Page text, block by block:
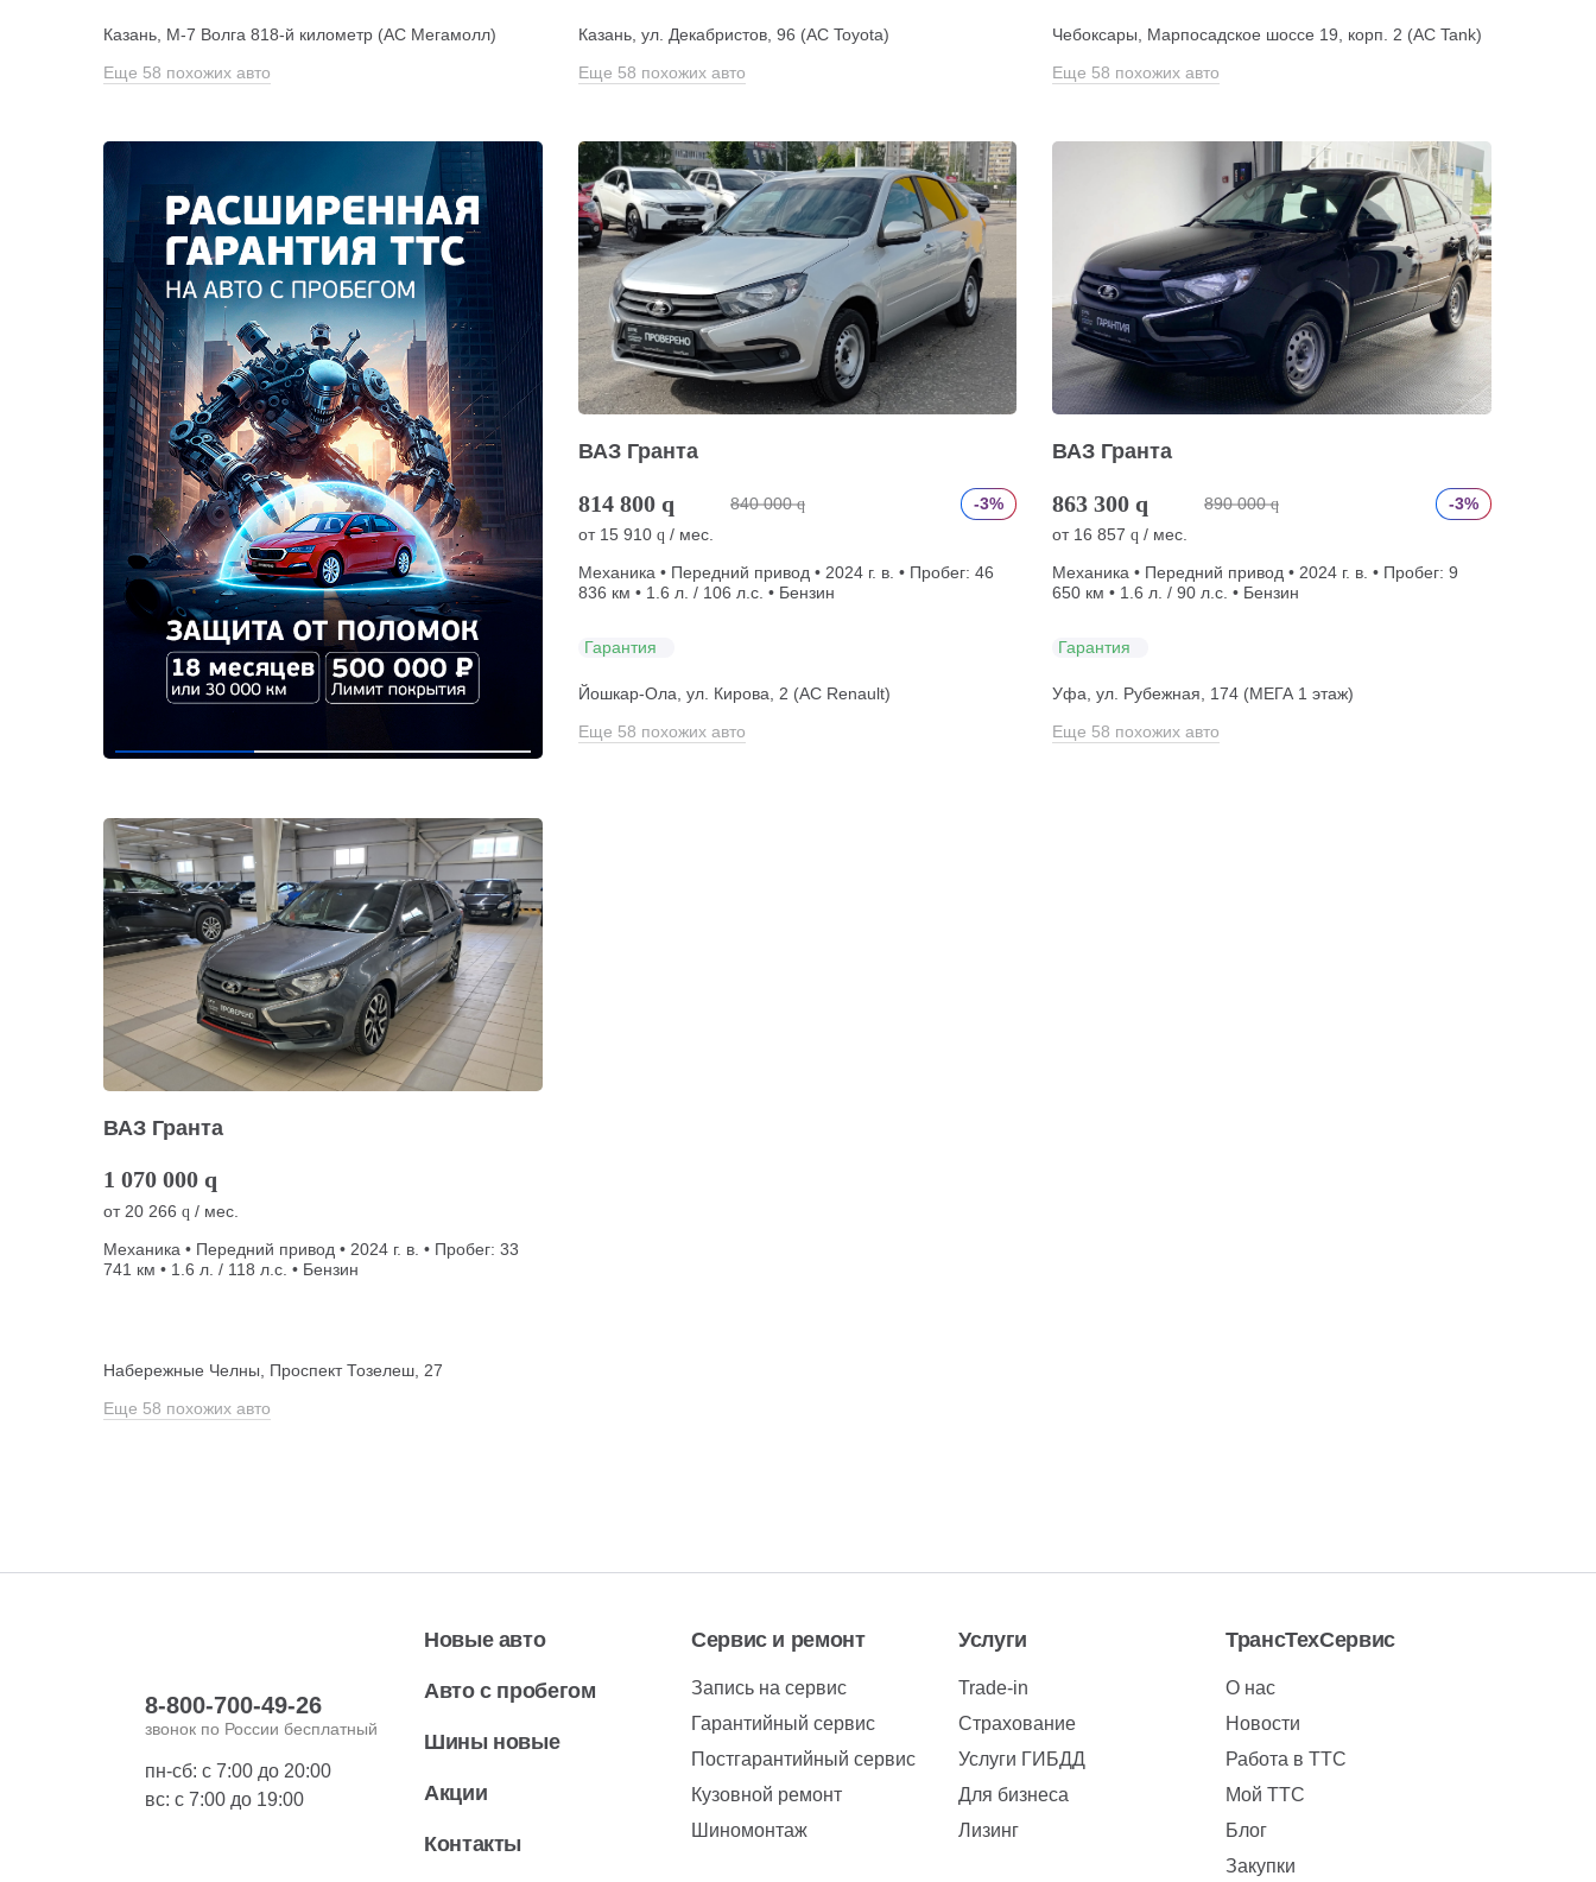
Казань, М-7 Волга 818-й километр (АС Мегамолл)
Еще 58 похожих авто
Казань, ул. Декабристов, 96 (АС Toyota)
Еще 58 похожих авто
Чебоксары, Марпосадское шоссе 19, корп. 2 (АС Tank)
Еще 58 похожих авто
ВАЗ Гранта
814 800 q 840 000 q
-3%
от 15 910 q / мес.
Механика • Передний привод • 2024 г. в. • Пробег: 46
836 км • 1.6 л. / 106 л.с. • Бензин
Гарантия
Йошкар-Ола, ул. Кирова, 2 (АС Renault)
Еще 58 похожих авто
ВАЗ Гранта
863 300 q 890 000 q
-3%
от 16 857 q / мес.
Механика • Передний привод • 2024 г. в. • Пробег: 9
650 км • 1.6 л. / 90 л.с. • Бензин
Гарантия
Уфа, ул. Рубежная, 174 (МЕГА 1 этаж)
Еще 58 похожих авто
ВАЗ Гранта
1 070 000 q
от20 266 q / мес.
Механика • Передний привод • 2024 г. в. • Пробег: 33
741 км • 1.6 л. / 118 л.с. • Бензин
Набережные Челны, Проспект Тозелеш, 27
Еще 58 похожих авто
8-800-700-49-26
звонок по России бесплатный
пн-сб: с 7:00 до 20:00
вс: с 7:00 до 19:00
Новые авто
Авто с пробегом
Шины новые
Акции
Контакты
Сервис и ремонт
Запись на сервис
Гарантийный сервис
Постгарантийный сервис
Кузовной ремонт
Шиномонтаж
Услуги
Trade-in
Страхование
Услуги ГИБДД
Для бизнеса
Лизинг
ТрансТехСервис
О нас
Новости
Работа в ТТС
Мой ТТС
Блог
Закупки